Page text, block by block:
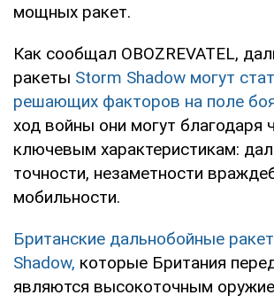
мощных ракет.
Как сообщал OBOZREVATEL,
ракеты Storm Shadow могут
решающих факторов на поле
ход войны они могут благодаря
ключевым характеристикам:
точности, незаметности
мобильности.
Британские дальнобойные
Shadow, которые Британия
являются высокоточным